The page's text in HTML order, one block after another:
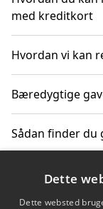
med kreditkort
Hvordan vi kan
Bæredygtige
Sådan finder du
Hvordan
Dette
Dette websted